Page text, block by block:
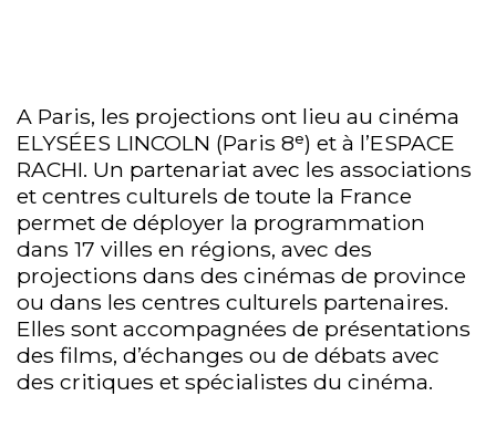
A Paris, les projections ont lieu au cinéma
ELYSÉES LINCOLN (Paris 8ᵉ) et à l’ESPACE
RACHI. Un partenariat avec les associations
et centres culturels de toute la France
permet de déployer la programmation
dans 17 villes en régions, avec des
projections dans des cinémas de province
ou dans les centres culturels partenaires.
Elles sont accompagnées de présentations
des films, d’échanges ou de débats avec
des critiques et spécialistes du cinéma.